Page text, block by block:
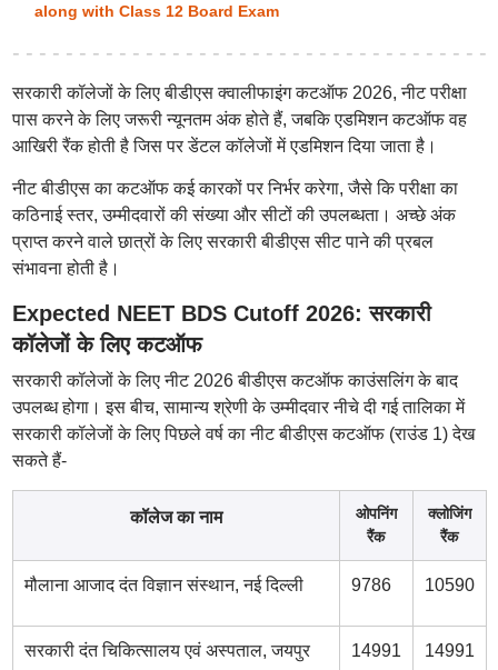
along with Class 12 Board Exam
सरकारी कॉलेजों के लिए बीडीएस क्वालीफाइंग कटऑफ 2026, नीट परीक्षा
पास करने के लिए जरूरी न्यूनतम अंक होते हैं, जबकि एडमिशन कटऑफ वह
आखिरी रैंक होती है जिस पर डेंटल कॉलेजों में एडमिशन दिया जाता है।
नीट बीडीएस का कटऑफ कई कारकों पर निर्भर करेगा, जैसे कि परीक्षा का
कठिनाई स्तर, उम्मीदवारों की संख्या और सीटों की उपलब्धता। अच्छे अंक
प्राप्त करने वाले छात्रों के लिए सरकारी बीडीएस सीट पाने की प्रबल
संभावना होती है।
Expected NEET BDS Cutoff 2026: सरकारी
कॉलेजों के लिए कटऑफ
सरकारी कॉलेजों के लिए नीट 2026 बीडीएस कटऑफ काउंसलिंग के बाद
उपलब्ध होगा। इस बीच, सामान्य श्रेणी के उम्मीदवार नीचे दी गई तालिका में
सरकारी कॉलेजों के लिए पिछले वर्ष का नीट बीडीएस कटऑफ (राउंड 1) देख
सकते हैं-
कॉलेज का नाम
ओपनिंग
रैंक
क्लोजिंग
रैंक
मौलाना आजाद दंत विज्ञान संस्थान, नई दिल्ली 9786 10590
सरकारी दंत चिकित्सालय एवं अस्पताल, जयपुर 14991 14991